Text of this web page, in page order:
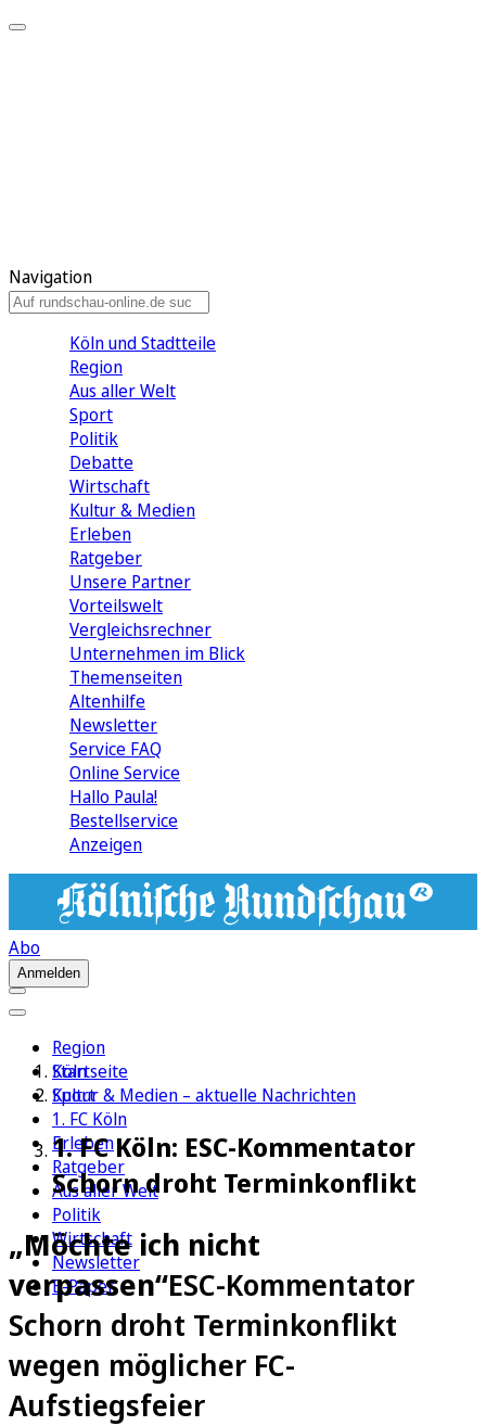
Navigation
Köln und Stadtteile
Region
Aus aller Welt
Sport
Politik
Debatte
Wirtschaft
Kultur & Medien
Erleben
Ratgeber
Unsere Partner
Vorteilswelt
Vergleichsrechner
Unternehmen im Blick
Themenseiten
Altenhilfe
Newsletter
Service FAQ
Online Service
Hallo Paula!
Bestellservice
Anzeigen
Abo
Anmelden
Region
Köln
Sport
1. FC Köln
Erleben
Ratgeber
Aus aller Welt
Politik
Wirtschaft
Newsletter
E-Paper
Startseite
Kultur & Medien – aktuelle Nachrichten
1. FC Köln: ESC-Kommentator
Schorn droht Terminkonflikt
„Möchte ich nicht
verpassen“ESC-Kommentator
Schorn droht Terminkonflikt
wegen möglicher FC-
Aufstiegsfeier